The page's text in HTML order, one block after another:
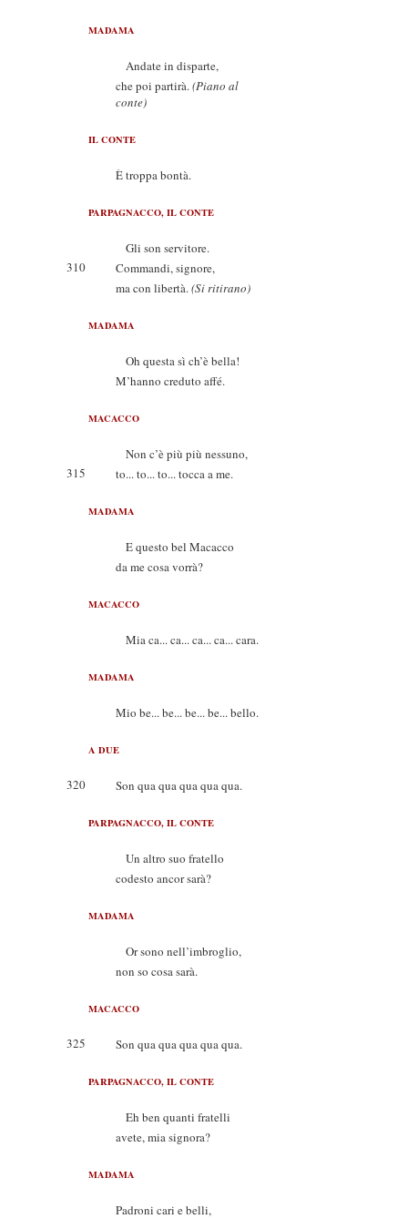
MADAMA
Andate in disparte,
che poi partirà.(Piano al
conte)
IL CONTE
È troppa bontà.
PARPAGNACCO, IL CONTE
Gli son servitore.
310
Commandi, signore,
ma con libertà.(Si ritirano)
MADAMA
Oh questa sì ch’è bella!
M’hanno creduto affé.
MACACCO
Non c’è più più nessuno,
315
to... to... to... tocca a me.
MADAMA
E questo bel Macacco
da me cosa vorrà?
MACACCO
Mia ca... ca... ca... ca... cara.
MADAMA
Mio be... be... be... be... bello.
A DUE
320 Son qua qua qua qua qua.
PARPAGNACCO, IL CONTE
Un altro suo fratello
codesto ancor sarà?
MADAMA
Or sono nell’imbroglio,
non so cosa sarà.
MACACCO
325 Son qua qua qua qua qua.
PARPAGNACCO, IL CONTE
Eh ben quanti fratelli
avete, mia signora?
MADAMA
Padroni cari e belli,